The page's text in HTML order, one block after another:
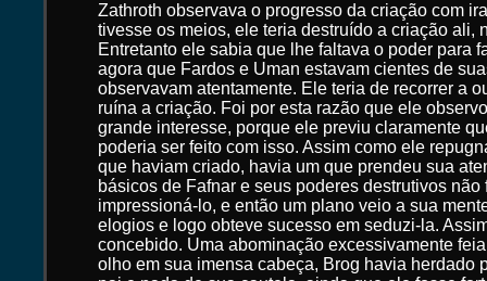
Zathroth observava o progresso da criação com
tivesse os meios, ele teria destruído a criação ali,
Entretanto ele sabia que lhe faltava o poder para
agora que Fardos e Uman estavam cientes de
observavam atentamente. Ele teria de recorrer a
ruína a criação. Foi por esta razão que ele
grande interesse, porque ele previu claramente
poderia ser feito com isso. Assim como ele
que haviam criado, havia um que prendeu sua
básicos de Fafnar e seus poderes destrutivos não
impressioná-lo, e então um plano veio a sua
elogios e logo obteve sucesso em seduzi-la.
concebido. Uma abominação excessivamente
olho em sua imensa cabeça, Brog havia herdado